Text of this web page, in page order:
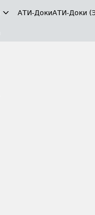
АТИ-ДокиАТИ-Доки